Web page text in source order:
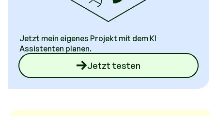
Jetzt mein eigenes Projekt mit dem KI
Assistenten planen.
Jetzt testen